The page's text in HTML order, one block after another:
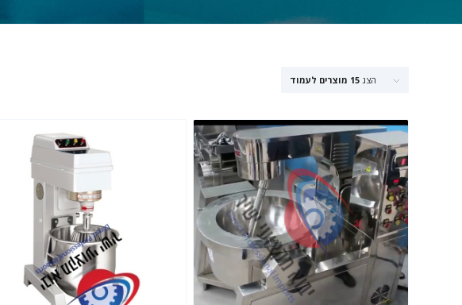
הצג 15 מוצרים לעמוד